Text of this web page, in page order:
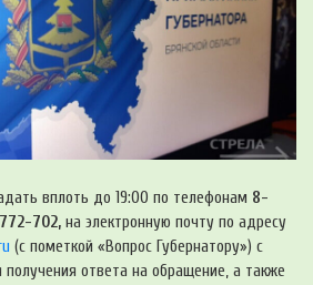
вплоть до 19:00 по телефонам 8-
702, на электронную почту по адресу
(с пометкой «Вопрос Губернатору») с
ответа на обращение, а также